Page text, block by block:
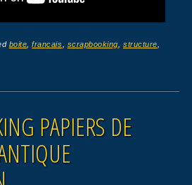
boite ,francais scrapbooking structure
PAPIERS DE